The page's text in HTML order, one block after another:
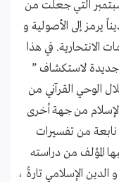
التي جعلت من
يرمز إلى الأصولية و
الانتحارية. في هذا
جديدة لاستكشاف ”
الوحي القرآني من
من جهة أخرى
نابعة من تفسيرات
المؤلف من دراسته
الدين الإسلامي تارةً ،